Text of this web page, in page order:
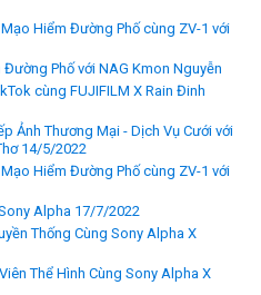
Hiểm Đường Phố cùng ZV-1 với
Phố với NAG Kmon Nguyễn
cùng FUJIFILM X Rain Đinh
Ảnh Thương Mại - Dịch Vụ Cưới với
14/5/2022
Hiểm Đường Phố cùng ZV-1 với
Alpha 17/7/2022
Thống Cùng Sony Alpha X
Thể Hình Cùng Sony Alpha X